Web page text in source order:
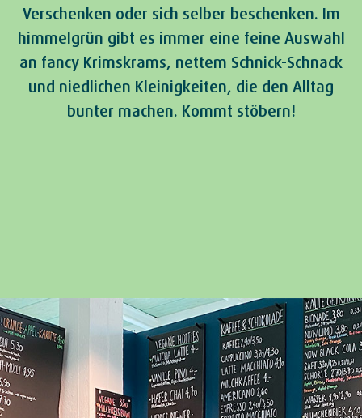
Verschenken oder sich selber beschenken. Im
himmelgrün gibt es immer eine feine Auswahl
an fancy Krimskrams, nettem Schnick-Schnack
und niedlichen Kleinigkeiten, die den Alltag
bunter machen. Kommt stöbern!